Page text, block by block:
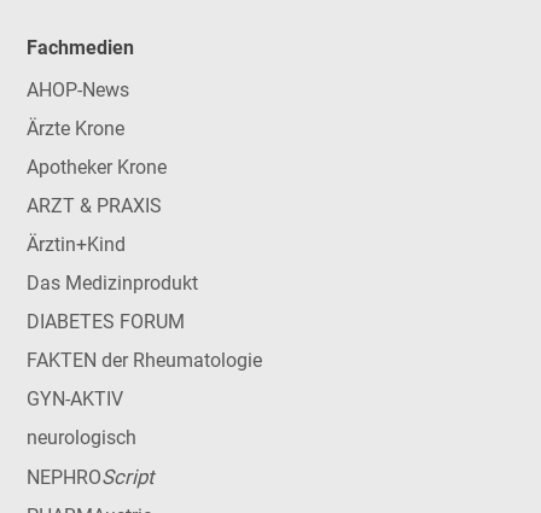
Fachmedien
AHOP-News
Ärzte Krone
Apotheker Krone
ARZT & PRAXIS
Ärztin+Kind
Das Medizinprodukt
DIABETES FORUM
FAKTEN der Rheumatologie
GYN-AKTIV
neurologisch
NEPHROScript